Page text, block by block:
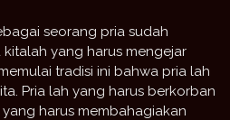
seorang pria sudah
yang harus mengejar
tradisi ini bahwa pria lah
Pria lah yang harus berkorban
harus membahagiakan